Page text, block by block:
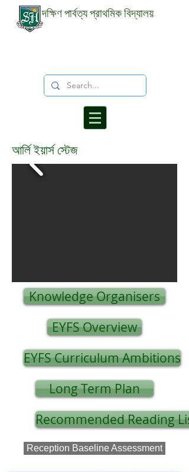
দক্ষিণ পার্বত্য প্রাথমিক বিদ্যালয়
আর্লি ইয়ার্স স্টেজ
Knowledge Organisers
EYFS Overview
EYFS Curriculum Ambitions
Long Term Plan
Recommended Reading List
Reception Baseline Assessment